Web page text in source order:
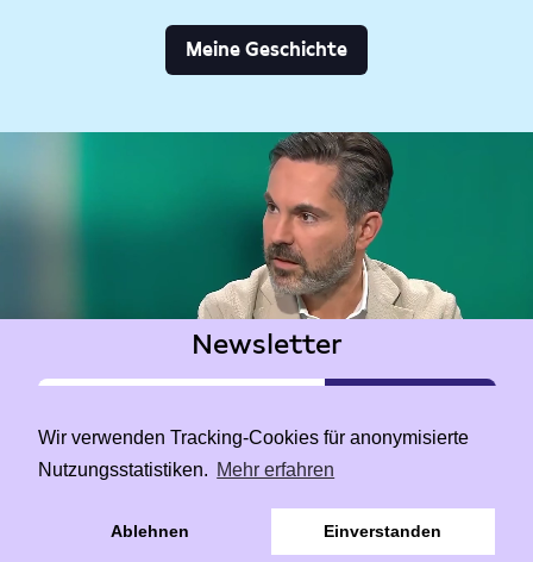
Wir verwenden Tracking-Cookies für anonymisierte
Nutzungsstatistiken. Mehr erfahren
Ablehnen Einverstanden
Meine Geschichte
Newsletter